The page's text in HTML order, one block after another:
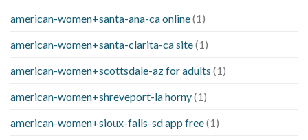
american-women+santa-ana-ca online(1)
american-women+santa-clarita-ca site(1)
american-women+scottsdale-az for adults (1)
american-women+shreveport-la horny(1)
american-women+sioux-falls-sd app free(1)